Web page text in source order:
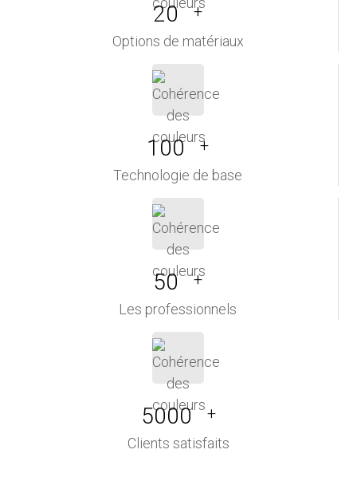
20 +
Options de matériaux
100 +
Technologie de base
50 +
Les professionnels
5000 +
Clients satisfaits